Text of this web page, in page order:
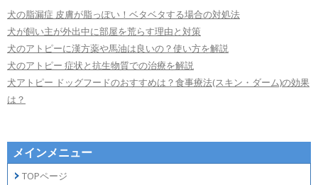
犬の脂漏症 皮膚が脂っぽい！ベタベタする場合の対処法
犬が飼い主が外出中に部屋を荒らす理由と対策
犬のアトピーに漢方薬や馬油は良いの？使い方を解説
犬のアトピー 症状と抗生物質での治療を解説
犬アトピー ドッグフードのおすすめは？食事療法(スキン・ダーム)の効果
は？
メインメニュー
TOPページ